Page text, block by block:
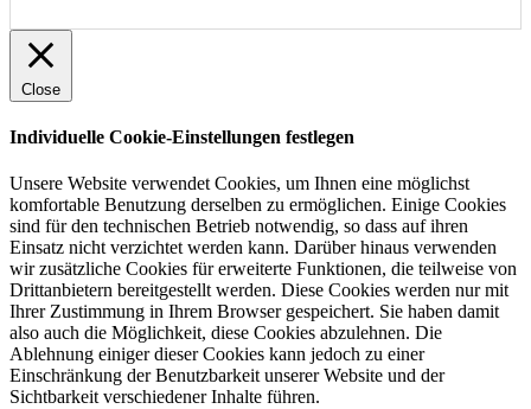
Close
Individuelle Cookie-Einstellungen festlegen
Unsere Website verwendet Cookies, um Ihnen eine möglichst
komfortable Benutzung derselben zu ermöglichen. Einige Cookies
sind für den technischen Betrieb notwendig, so dass auf ihren
Einsatz nicht verzichtet werden kann. Darüber hinaus verwenden
wir zusätzliche Cookies für erweiterte Funktionen, die teilweise von
Drittanbietern bereitgestellt werden. Diese Cookies werden nur mit
Ihrer Zustimmung in Ihrem Browser gespeichert. Sie haben damit
also auch die Möglichkeit, diese Cookies abzulehnen. Die
Ablehnung einiger dieser Cookies kann jedoch zu einer
Einschränkung der Benutzbarkeit unserer Website und der
Sichtbarkeit verschiedener Inhalte führen.